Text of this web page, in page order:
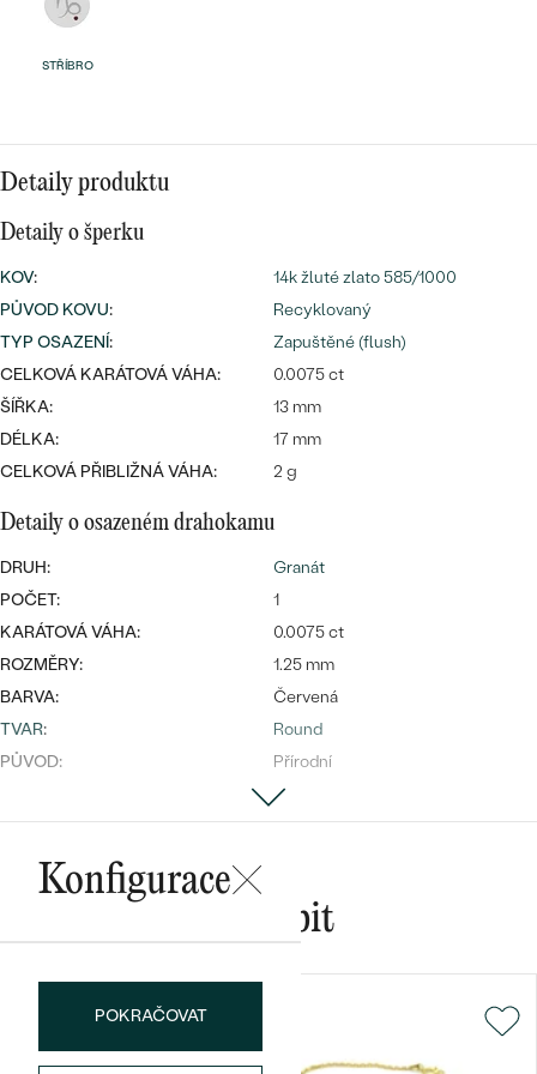
Wave kolekce
PROHLÉDNOUT
Bestsellery
Personalizované
přívěsky
Nejprodávanější
STŘÍBRO
Detaily produktu
Detaily o šperku
KOV:
14k žluté zlato 585/1000
PŮVOD KOVU:
Recyklovaný
TYP OSAZENÍ:
Zapuštěné (flush)
CELKOVÁ KARÁTOVÁ VÁHA:
0.0075 ct
ŠÍŘKA:
13 mm
DÉLKA:
17 mm
CELKOVÁ PŘIBLIŽNÁ VÁHA:
2 g
Detaily o osazeném drahokamu
DRUH:
Granát
POČET:
1
KARÁTOVÁ VÁHA:
0.0075 ct
ROZMĚRY:
1.25 mm
BARVA:
Červená
TVAR:
Round
PŮVOD:
Přírodní
Konfigurace
POKRAČOVAT
Mohlo by se vám líbit